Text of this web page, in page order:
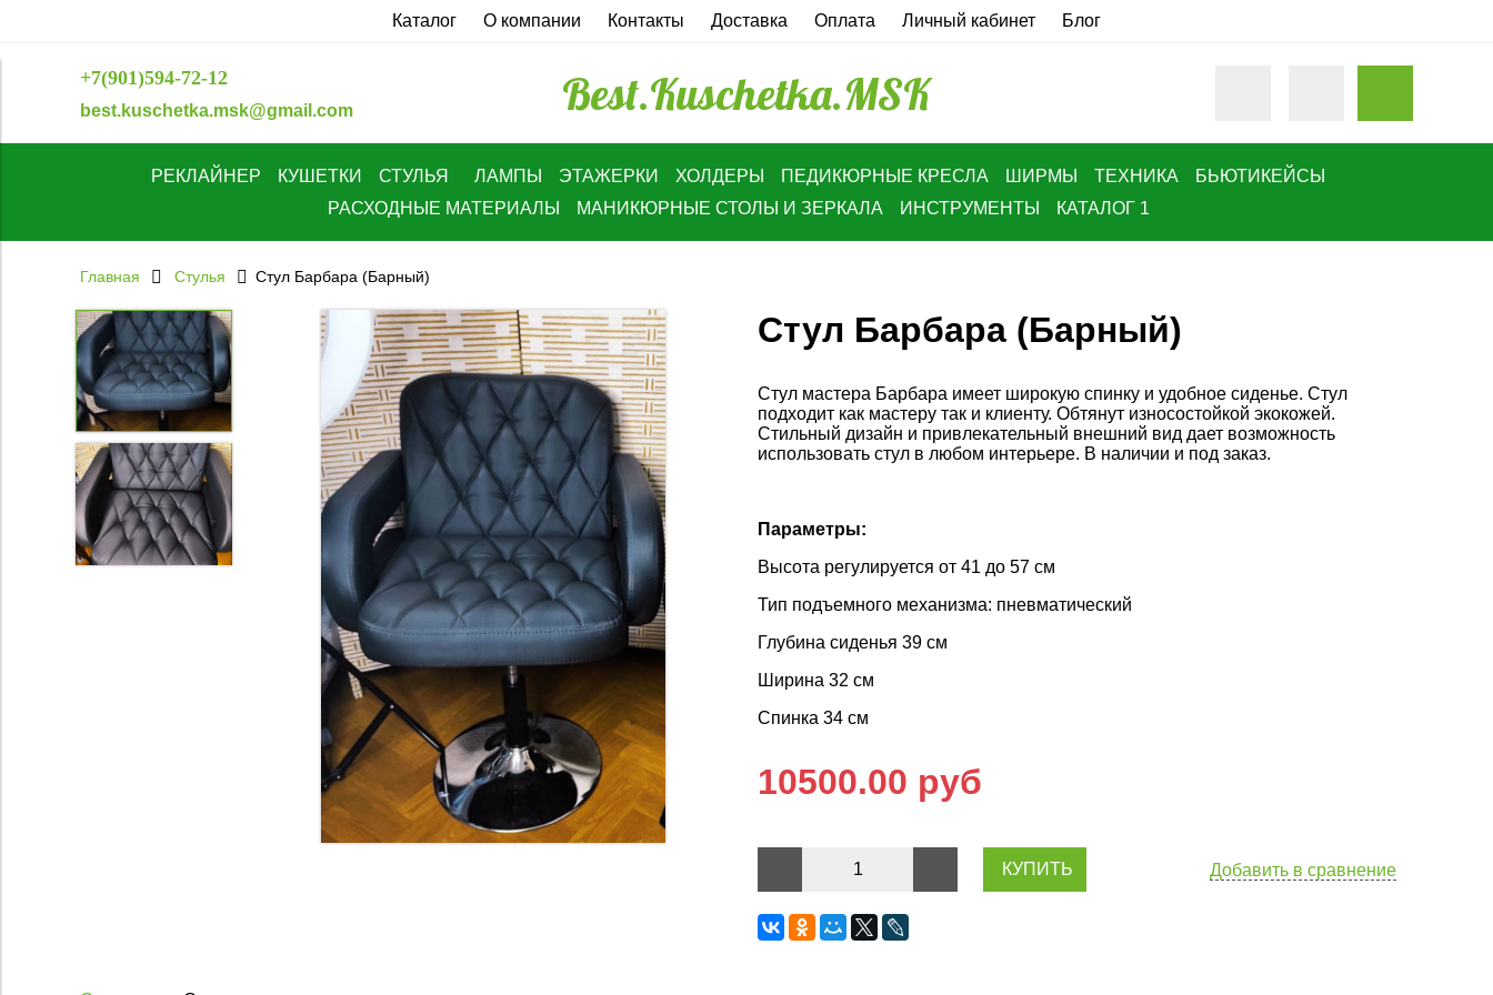
Каталог О компании Контакты Доставка Оплата Личный кабинет Блог
+7(901)594-72-12
best.kuschetka.msk@gmail.com Best.Kuschetka.MSK
РЕКЛАЙНЕР КУШЕТКИ СТУЛЬЯ ЛАМПЫ ЭТАЖЕРКИ ХОЛДЕРЫ ПЕДИКЮРНЫЕ КРЕСЛА ШИРМЫ ТЕХНИКА
БЬЮТИКЕЙСЫ
РАСХОДНЫЕ МАТЕРИАЛЫ
МАНИКЮРНЫЕ СТОЛЫ И ЗЕРКАЛА ИНСТРУМЕНТЫ КАТАЛОГ 1
Главная Стулья Стул Барбара (Барный)
Стул Барбара (Барный)
Стул мастера Барбара имеет широкую спинку и удобное сиденье. Стул
подходит как мастеру так и клиенту. Обтянут износостойкой экокожей.
Стильный дизайн и привлекательный внешний вид дает возможность
использовать стул в любом интерьере. В наличии и под заказ.
Параметры:
Высота регулируется от 41 до 57 см
Тип подъемного механизма: пневматический
Глубина сиденья 39 см
Ширина 32 см
Спинка 34 см
10500.00 руб
КУПИТЬ Добавить в сравнение